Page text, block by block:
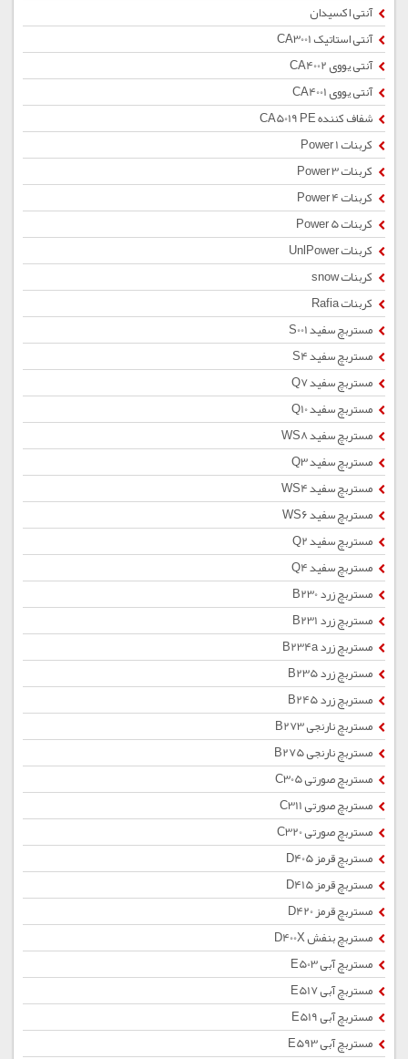
آنتی اکسیدان
آنتی استاتیک CA3001
آنتی یووی CA4002
آنتی یووی CA4001
شفاف کننده CA5019 PE
کربنات Power 1
کربنات Power 3
کربنات Power 4
کربنات Power 5
کربنات UnlPower
کربنات snow
کربنات Rafia
مستربچ سفید S001
مستربچ سفید S4
مستربچ سفید Q7
مستربچ سفید Q10
مستربچ سفید WS8
مستربچ سفید Q3
مستربچ سفید WS4
مستربچ سفید WS6
مستربچ سفید Q2
مستربچ سفید Q4
مستربچ زرد B230
مستربچ زرد B231
مستربچ زرد B234a
مستربچ زرد B235
مستربچ زرد B245
مستربچ نارنجی B273
مستربچ نارنجی B275
مستربچ صورتی C305
مستربچ صورتی C311
مستربچ صورتی C320
مستربچ قرمز D405
مستربچ قرمز D415
مستربچ قرمز D420
مستربچ بنفش D400X
مستربچ آبی E503
مستربچ آبی E517
مستربچ آبی E519
مستربچ آبی E593